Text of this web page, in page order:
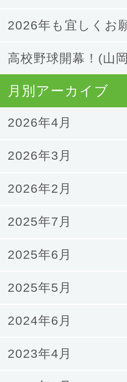
2026年も宜しくお
高校野球開幕！(山
月別アーカイブ
2026年4月
2026年3月
2026年2月
2025年7月
2025年6月
2025年5月
2024年6月
2023年4月